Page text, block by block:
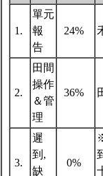
1.
單元
報
告
24%
2.
田間
操作
＆管
理
36%
3.
遲
到,
缺
0%